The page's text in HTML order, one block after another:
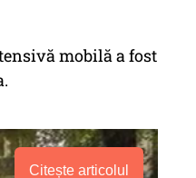
mobilă a fost
Citește articolul